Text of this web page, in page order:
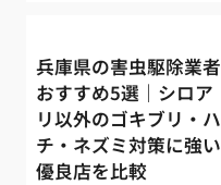
兵庫県の害虫駆除業者
おすすめ5選｜シロア
リ以外のゴキブリ・ハ
チ・ネズミ対策に強い
優良店を比較